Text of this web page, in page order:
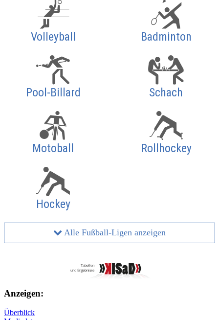
Volleyball Badminton
Pool-Billard Schach
Motoball Rollhockey
Hockey
Alle Fußball-Ligen anzeigen
Anzeigen:
Überblick